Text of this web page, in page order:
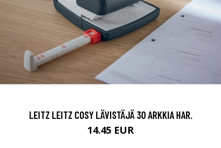
LEITZ LEITZ COSY LÄVISTÄJÄ 30 ARKKIA HAR.
14.45 EUR